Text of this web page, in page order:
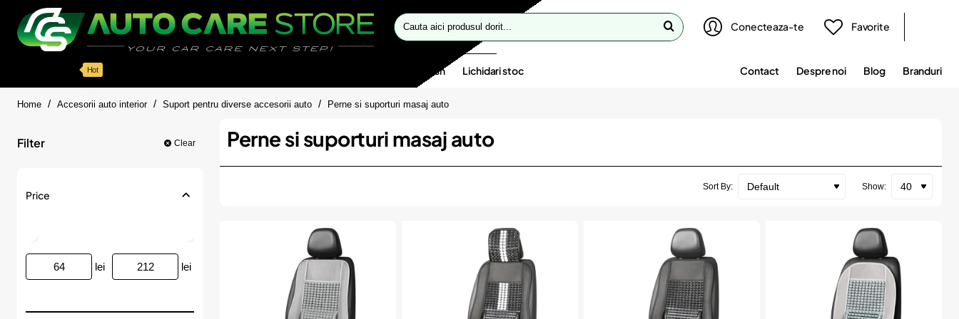
Cauta
aici
Conecteaza-te Favorite
Hot Oferte flash Lichidari stoc Contact Despre noi Blog Branduri
Home homeAccesorii auto interior Suport pentru diverse accesorii auto Perne si suporturi masaj auto
Filter Clear
Price
lei lei
Perne si suporturi masaj auto
Sort By: Show: